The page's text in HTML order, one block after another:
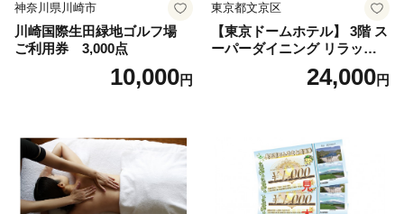
神奈川県川崎市
川崎国際生田緑地ゴルフ場
ご利用券 3,000点
10,000円
東京都文京区
【東京ドームホテル】 3階 ス
ーパーダイニング リラッサ
ランチブッフェ お食事券 大
人1名様分 関東 東京 ご利用
24,000円